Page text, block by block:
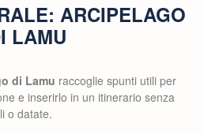
ARCIPELAGO
LAMU
di Lamu raccoglie spunti utili per
e inserirlo in un itinerario senza
o datate.